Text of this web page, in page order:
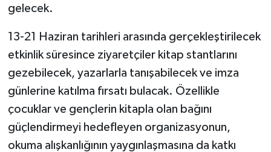
gelecek.
13-21 Haziran tarihleri arasında gerçekleştirilecek
etkinlik süresince ziyaretçiler kitap stantlarını
gezebilecek, yazarlarla tanışabilecek ve imza
günlerine katılma fırsatı bulacak. Özellikle
çocuklar ve gençlerin kitapla olan bağını
güçlendirmeyi hedefleyen organizasyonun,
okuma alışkanlığının yaygınlaşmasına da katkı